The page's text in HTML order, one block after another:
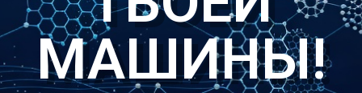
МАШИНЫ!